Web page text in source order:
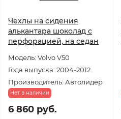
Чехлы на сидения
алькантара шоколад с
перфорацией, на седан
Модель: Volvo V50
Года выпуска: 2004-2012
Производитель: Автолидер
Нет в наличии
6 860 руб.